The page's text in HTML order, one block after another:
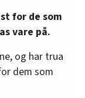
for de som
vare på.
og har trua
dem som